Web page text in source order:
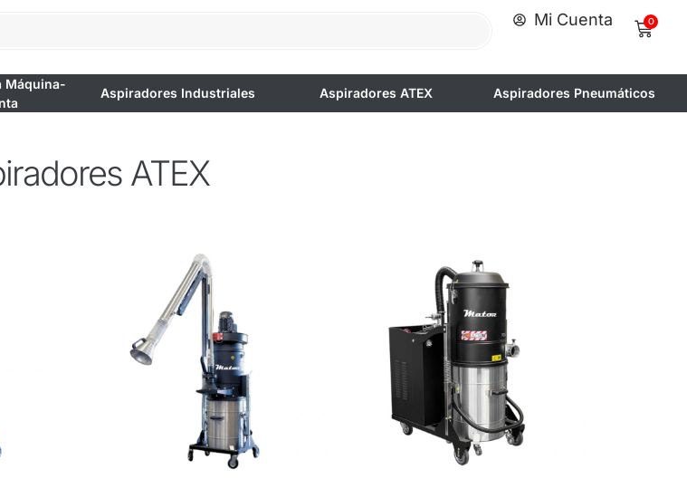
Mi Cuenta 0
Máquina-
Aspiradores Industriales Aspiradores ATEX Aspiradores Pneumáticos
ATEX